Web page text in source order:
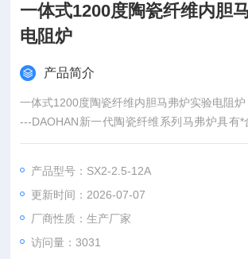
一体式1200度陶瓷纤维内胆
电阻炉
产品简介
一体式1200度陶瓷纤维内胆马弗炉实验电阻炉
---DAOHAN新一代陶瓷纤维系列马弗炉具有*
采用高纯氧化铝多晶莫来石纤维材料经*工艺
能，30段程序编程，并可编制各种升温、恒温
精度高；晶体模块化可控硅控制、移相触发，
超温保护、过流、漏电、短路保护、有效使用
产品型号：SX2-2.5-12A
更新时间：2026-07-07
厂商性质：生产厂家
访问量：3031